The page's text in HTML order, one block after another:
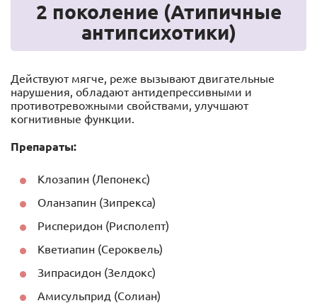
2 поколение (Атипичные
антипсихотики)
Действуют мягче, реже вызывают двигательные
нарушения, обладают антидепрессивными и
противотревожными свойствами, улучшают
когнитивные функции.
Препараты:
Клозапин (Лепонекс)
Оланзапин (Зипрекса)
Рисперидон (Рисполепт)
Кветиапин (Сероквель)
Зипрасидон (Зелдокс)
Амисульприд (Солиан)